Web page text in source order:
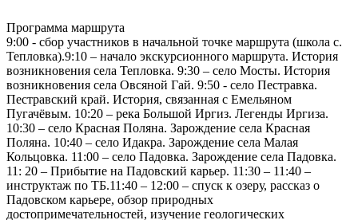
Программа маршрута
9:00 - сбор участников в начальной точке маршрута (школа с.
Тепловка).9:10 – начало экскурсионного маршрута. История
возникновения села Тепловка. 9:30 – село Мосты. История
возникновения села Овсяной Гай. 9:50 - село Пестравка.
Пестравский край. История, связанная с Емельяном
Пугачёвым. 10:20 – река Большой Иргиз. Легенды Иргиза.
10:30 – село Красная Поляна. Зарождение села Красная
Поляна. 10:40 – село Идакра. Зарождение села Малая
Кольцовка. 11:00 – село Падовка. Зарождение села Падовка.
11: 20 – Прибытие на Падовский карьер. 11:30 – 11:40 –
инструктаж по ТБ.11:40 – 12:00 – спуск к озеру, рассказ о
Падовском карьере, обзор природных
достопримечательностей, изучение геологических